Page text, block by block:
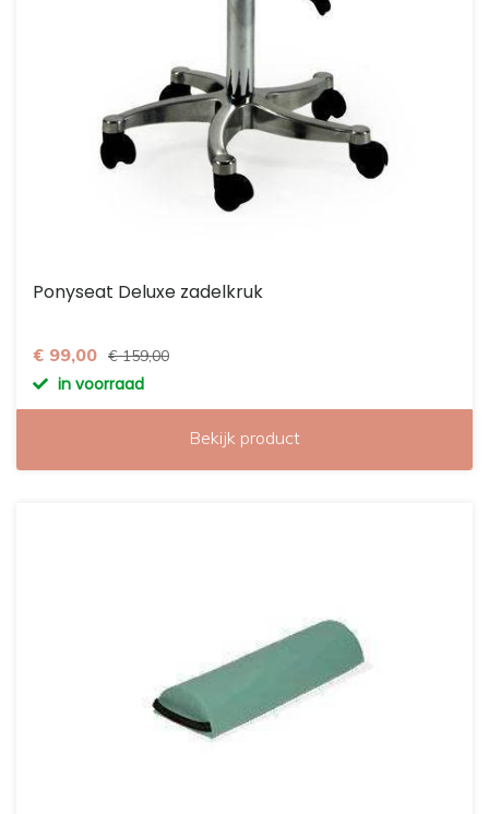
Ponyseat Deluxe zadelkruk
€ 99,00 € 159,00
in voorraad
Bekijk product